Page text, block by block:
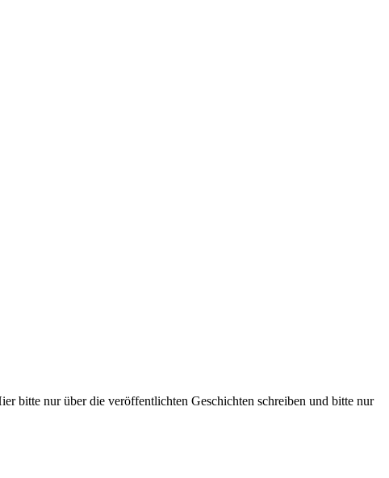
bitte nur über die veröffentlichten Geschichten schreiben und bitte nur